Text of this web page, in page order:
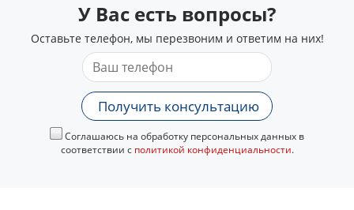
У Вас есть вопросы?
Оставьте телефон, мы перезвоним и ответим на них!
Получить консультацию
Соглашаюсь на обработку персональных данных в
соответствии с политикой конфиденциальности.